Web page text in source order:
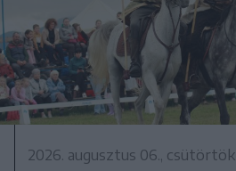
2026. augusztus 06., csütörtök